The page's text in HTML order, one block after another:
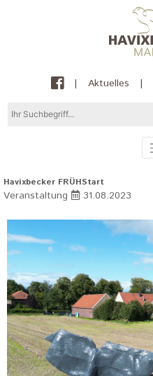
| Aktuelles |
Havixbecker FRÜHStart
Veranstaltung 31.08.2023